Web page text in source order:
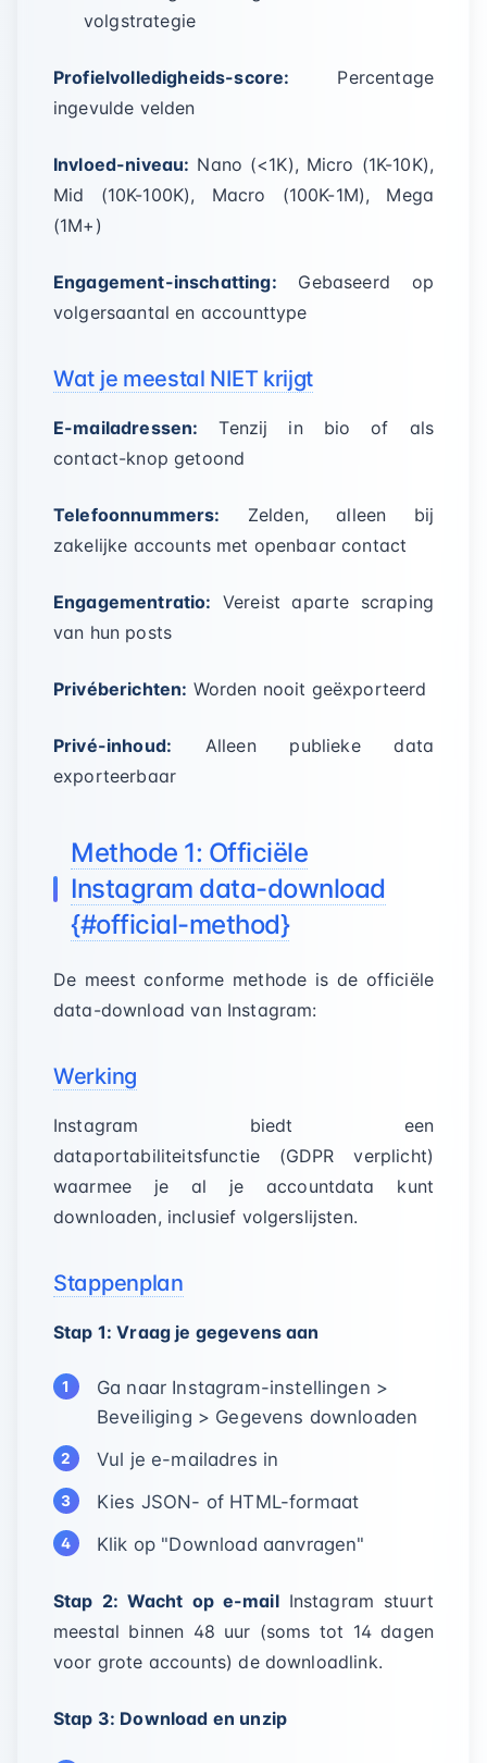
volgstrategie
Profielvolledigheids-score: Percentage
ingevulde velden
Invloed-niveau: Nano (<1K), Micro (1K-10K),
Mid (10K-100K), Macro (100K-1M), Mega
(1M+)
Engagement-inschatting: Gebaseerd op
volgersaantal en accounttype
Wat je meestal NIET krijgt
E-mailadressen: Tenzij in bio of als
contact-knop getoond
Telefoonnummers: Zelden, alleen bij
zakelijke accounts met openbaar contact
Engagementratio: Vereist aparte scraping
van hun posts
Privéberichten: Worden nooit geëxporteerd
Privé-inhoud: Alleen publieke data
exporteerbaar
Methode 1: Officiële
Instagram data-download
{#official-method}
De meest conforme methode is de officiële
data-download van Instagram:
Werking
Instagram biedt een
dataportabiliteitsfunctie (GDPR verplicht)
waarmee je al je accountdata kunt
downloaden, inclusief volgerslijsten.
Stappenplan
Stap 1: Vraag je gegevens aan
Ga naar Instagram-instellingen >
Beveiliging > Gegevens downloaden
Vul je e-mailadres in
Kies JSON- of HTML-formaat
Klik op "Download aanvragen"
Stap 2: Wacht op e-mailInstagram stuurt
meestal binnen 48 uur (soms tot 14 dagen
voor grote accounts) de downloadlink.
Stap 3: Download en unzip